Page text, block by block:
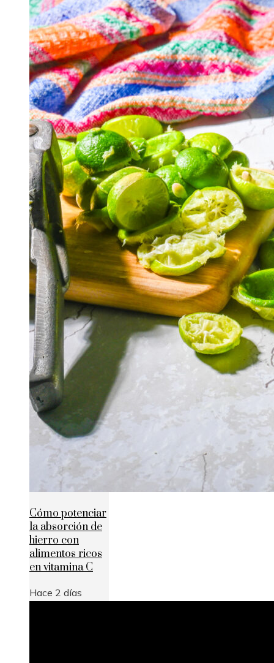
Cómo potenciar
la absorción de
hierro con
alimentos ricos
en vitamina C
Hace 2 días